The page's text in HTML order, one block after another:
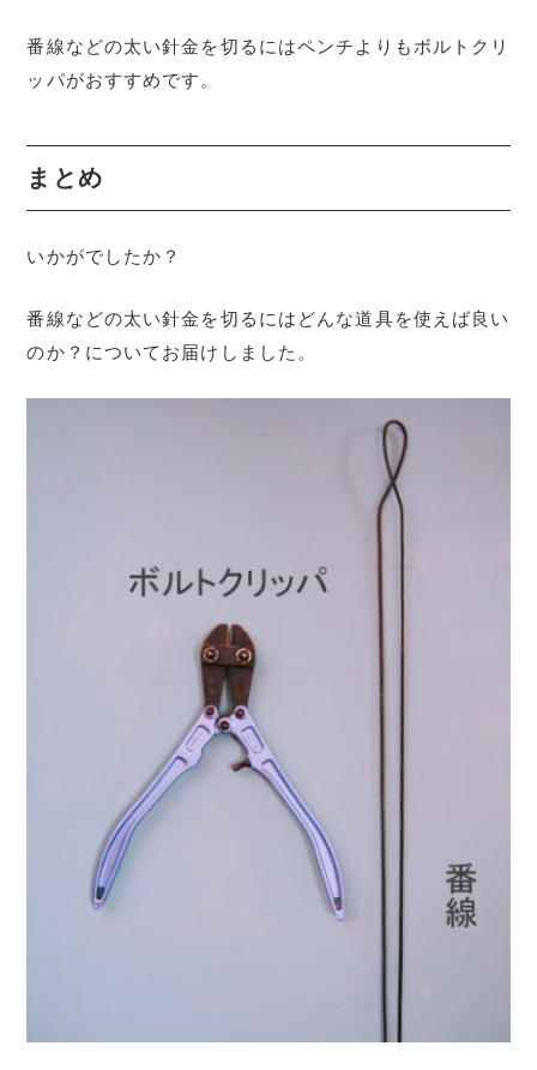
番線などの太い針金を切るにはペンチよりもボルトクリ
ッパがおすすめです。
まとめ
いかがでしたか？
番線などの太い針金を切るにはどんな道具を使えば良い
のか？についてお届けしました。